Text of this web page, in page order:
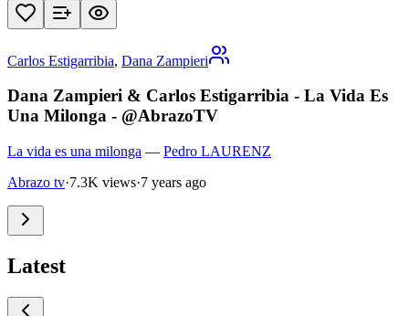
Carlos Estigarribia, Dana Zampieri
Dana Zampieri & Carlos Estigarribia - La Vida Es
Una Milonga - @AbrazoTV
La vida es una milonga — Pedro LAURENZ
Abrazo tv·7.3K views·7 years ago
Latest